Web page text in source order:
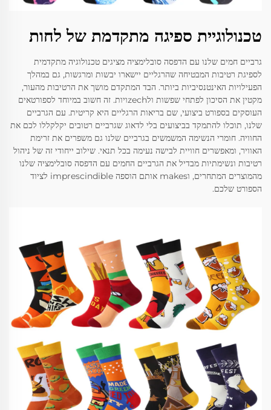
טכנולוגיית ספיגה מתקדמת של לחות
גרביים חמים שלנו עם הדפסה סובלימציה מציגים טכנולוגיה מתקדמית
לספיגת רטיבות המבטיחה שהרגליים יישארו יבשות ומרגשות, גם במהלך
הפעילויות האינטנסיביות ביותר. הבד המתקדם מושך את הרטיבות מהעור,
מקטין את הסיכון לפתחי שפשות ולzechויות. זה חשוב במיוחד לספורטאים
העוסקים בספורט ביצועי, שם בריאות הרגליים היא קריטית. עם הגרביים
שלנו, תוכלו להתמקד בביצועים בלי לדאוג שגרביים רטובים יקלקללו לכם את
החוויה. חומרי הנשימה המשמשים בגרביים שלנו גם משפרים את זרימת
האוויר, ומאפשרים חוויית לבישה נעימה בכל תנאי. שילוב ייחודי זה של ניהול
רטיבות ונשימתיות מבדיל את הגרביים החמים עם הדפסה סובלימציה שלנו
מהמוצרים המתחרים, וmakes אותם הוספה imprescindible לציוד
הספורט שלכם.